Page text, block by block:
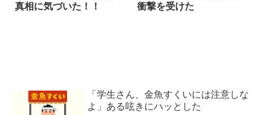
真相に気づいた！！
衝撃を受けた
「学生さん、金魚すくいには注意しな
よ」ある呟きにハッとした